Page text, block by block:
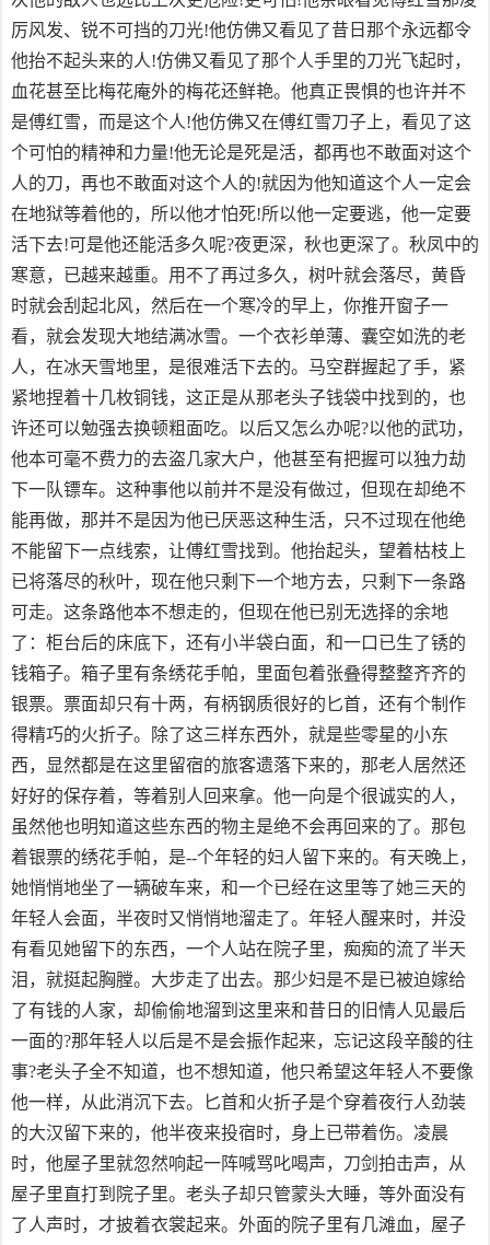
厉风发、锐不可挡的刀光!他仿佛又看见了昔日那个永远都令
他抬不起头来的人!仿佛又看见了那个人手里的刀光飞起时，
血花甚至比梅花庵外的梅花还鲜艳。他真正畏惧的也许并不
是傅红雪，而是这个人!他仿佛又在傅红雪刀子上，看见了这
个可怕的精神和力量!他无论是死是活，都再也不敢面对这个
人的刀，再也不敢面对这个人的!就因为他知道这个人一定会
在地狱等着他的，所以他才怕死!所以他一定要逃，他一定要
活下去!可是他还能活多久呢?夜更深，秋也更深了。秋凤中的
寒意，已越来越重。用不了再过多久，树叶就会落尽，黄昏
时就会刮起北风，然后在一个寒冷的早上，你推开窗子一
看，就会发现大地结满冰雪。一个衣衫单薄、囊空如洗的老
人，在冰天雪地里，是很难活下去的。马空群握起了手，紧
紧地捏着十几枚铜钱，这正是从那老头子钱袋中找到的，也
许还可以勉强去换顿粗面吃。以后又怎么办呢?以他的武功，
他本可毫不费力的去盗几家大户，他甚至有把握可以独力劫
下一队镖车。这种事他以前并不是没有做过，但现在却绝不
能再做，那并不是因为他已厌恶这种生活，只不过现在他绝
不能留下一点线索，让傅红雪找到。他抬起头，望着枯枝上
已将落尽的秋叶，现在他只剩下一个地方去，只剩下一条路
可走。这条路他本不想走的，但现在他已别无选择的余地
了：柜台后的床底下，还有小半袋白面，和一口已生了锈的
钱箱子。箱子里有条绣花手帕，里面包着张叠得整整齐齐的
银票。票面却只有十两，有柄钢质很好的匕首，还有个制作
得精巧的火折子。除了这三样东西外，就是些零星的小东
西，显然都是在这里留宿的旅客遗落下来的，那老人居然还
好好的保存着，等着别人回来拿。他一向是个很诚实的人，
虽然他也明知道这些东西的物主是绝不会再回来的了。那包
着银票的绣花手帕，是--个年轻的妇人留下来的。有天晚上，
她悄悄地坐了一辆破车来，和一个已经在这里等了她三天的
年轻人会面，半夜时又悄悄地溜走了。年轻人醒来时，并没
有看见她留下的东西，一个人站在院子里，痴痴的流了半天
泪，就挺起胸膛。大步走了出去。那少妇是不是已被迫嫁给
了有钱的人家，却偷偷地溜到这里来和昔日的旧情人见最后
一面的?那年轻人以后是不是会振作起来，忘记这段辛酸的往
事?老头子全不知道，也不想知道，他只希望这年轻人不要像
他一样，从此消沉下去。匕首和火折子是个穿着夜行人劲装
的大汉留下来的，他半夜来投宿时，身上已带着伤。凌晨
时，他屋子里就忽然响起一阵喊骂叱喝声，刀剑拍击声，从
屋子里直打到院子里。老头子却只管蒙头大睡，等外面没有
了人声时，才披着衣裳起来。外面的院子里有几滩血，屋子